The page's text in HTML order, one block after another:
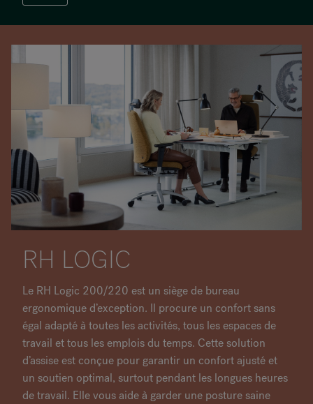
RH LOGIC
Le RH Logic 200/220 est un siège de bureau
ergonomique d’exception. Il procure un confort sans
égal adapté à toutes les activités, tous les espaces de
travail et tous les emplois du temps. Cette solution
d’assise est conçue pour garantir un confort ajusté et
un soutien optimal, surtout pendant les longues heures
de travail. Elle vous aide à garder une posture saine